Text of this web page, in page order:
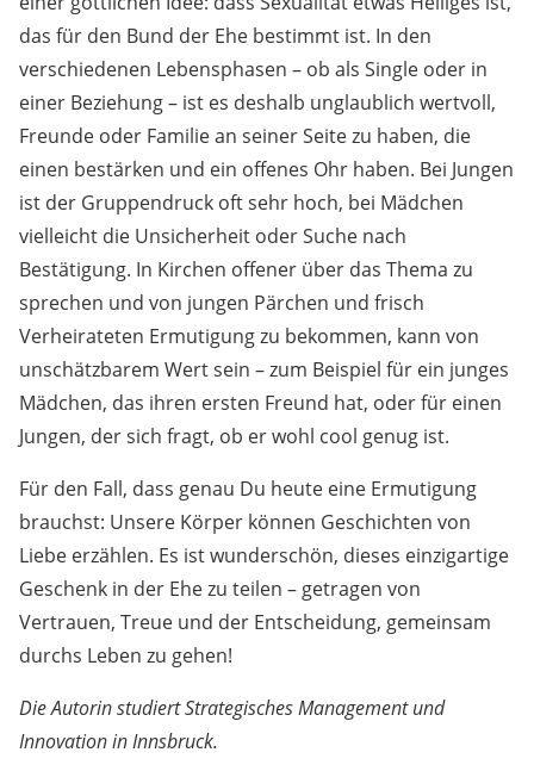
das für den Bund der Ehe bestimmt ist. In den
verschiedenen Lebensphasen – ob als Single oder in
einer Beziehung – ist es deshalb unglaublich wertvoll,
Freunde oder Familie an seiner Seite zu haben, die
einen bestärken und ein offenes Ohr haben. Bei Jungen
ist der Gruppendruck oft sehr hoch, bei Mädchen
vielleicht die Unsicherheit oder Suche nach
Bestätigung. In Kirchen offener über das Thema zu
sprechen und von jungen Pärchen und frisch
Verheirateten Ermutigung zu bekommen, kann von
unschätzbarem Wert sein – zum Beispiel für ein junges
Mädchen, das ihren ersten Freund hat, oder für einen
Jungen, der sich fragt, ob er wohl cool genug ist.
Für den Fall, dass genau Du heute eine Ermutigung
brauchst: Unsere Körper können Geschichten von
Liebe erzählen. Es ist wunderschön, dieses einzigartige
Geschenk in der Ehe zu teilen – getragen von
Vertrauen, Treue und der Entscheidung, gemeinsam
durchs Leben zu gehen!
Die Autorin studiert Strategisches Management und
Innovation in Innsbruck.